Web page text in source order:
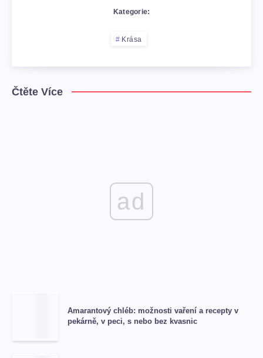
Kategorie:
Krása
Čtěte Více
ad
Amarantový chléb: možnosti vaření a recepty v
pekárně, v peci, s nebo bez kvasnic